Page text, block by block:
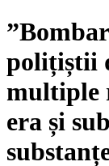
polițiștii
multiple
era și